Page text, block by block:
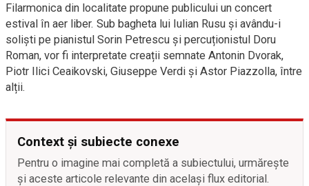
Filarmonica din localitate propune publicului un concert
estival în aer liber. Sub bagheta lui Iulian Rusu și avându-i
soliști pe pianistul Sorin Petrescu și percuționistul Doru
Roman, vor fi interpretate creații semnate Antonin Dvorak,
Piotr Ilici Ceaikovski, Giuseppe Verdi și Astor Piazzolla, între
alții.
Context și subiecte conexe
Pentru o imagine mai completă a subiectului, urmărește
și aceste articole relevante din același flux editorial.